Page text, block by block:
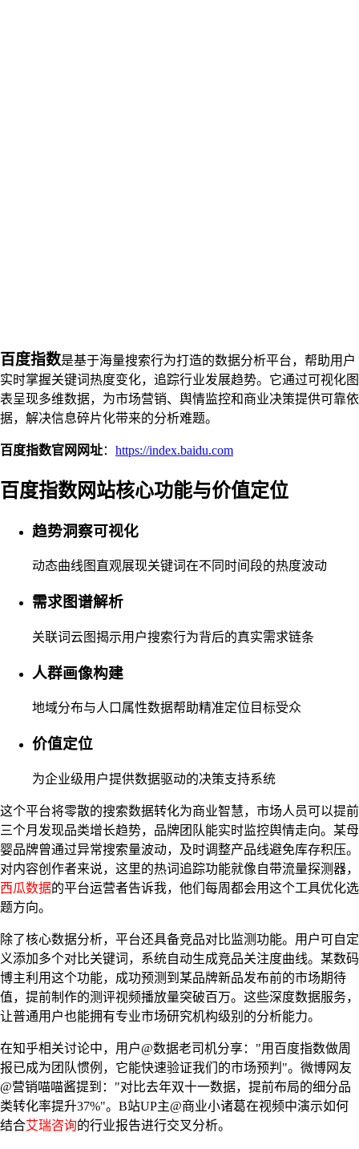
百度指数是基于海量搜索行为打造的数据分析平台，帮助用户
实时掌握关键词热度变化，追踪行业发展趋势。它通过可视化图
表呈现多维数据，为市场营销、舆情监控和商业决策提供可靠依
据，解决信息碎片化带来的分析难题。
百度指数官网网址： https://index.baidu.com
百度指数网站核心功能与价值定位
趋势洞察可视化
动态曲线图直观展现关键词在不同时间段的热度波动
需求图谱解析
关联词云图揭示用户搜索行为背后的真实需求链条
人群画像构建
地域分布与人口属性数据帮助精准定位目标受众
价值定位
为企业级用户提供数据驱动的决策支持系统
这个平台将零散的搜索数据转化为商业智慧，市场人员可以提前
三个月发现品类增长趋势，品牌团队能实时监控舆情走向。某母
婴品牌曾通过异常搜索量波动，及时调整产品线避免库存积压。
对内容创作者来说，这里的热词追踪功能就像自带流量探测器，
西瓜数据的平台运营者告诉我，他们每周都会用这个工具优化选
题方向。
除了核心数据分析，平台还具备竞品对比监测功能。用户可自定
义添加多个对比关键词，系统自动生成竞品关注度曲线。某数码
博主利用这个功能，成功预测到某品牌新品发布前的市场期待
值，提前制作的测评视频播放量突破百万。这些深度数据服务，
让普通用户也能拥有专业市场研究机构级别的分析能力。
在知乎相关讨论中，用户@数据老司机分享："用百度指数做周
报已成为团队惯例，它能快速验证我们的市场预判"。微博网友
@营销喵喵酱提到："对比去年双十一数据，提前布局的细分品
类转化率提升37%"。B站UP主@商业小诸葛在视频中演示如何
结合艾瑞咨询的行业报告进行交叉分析。